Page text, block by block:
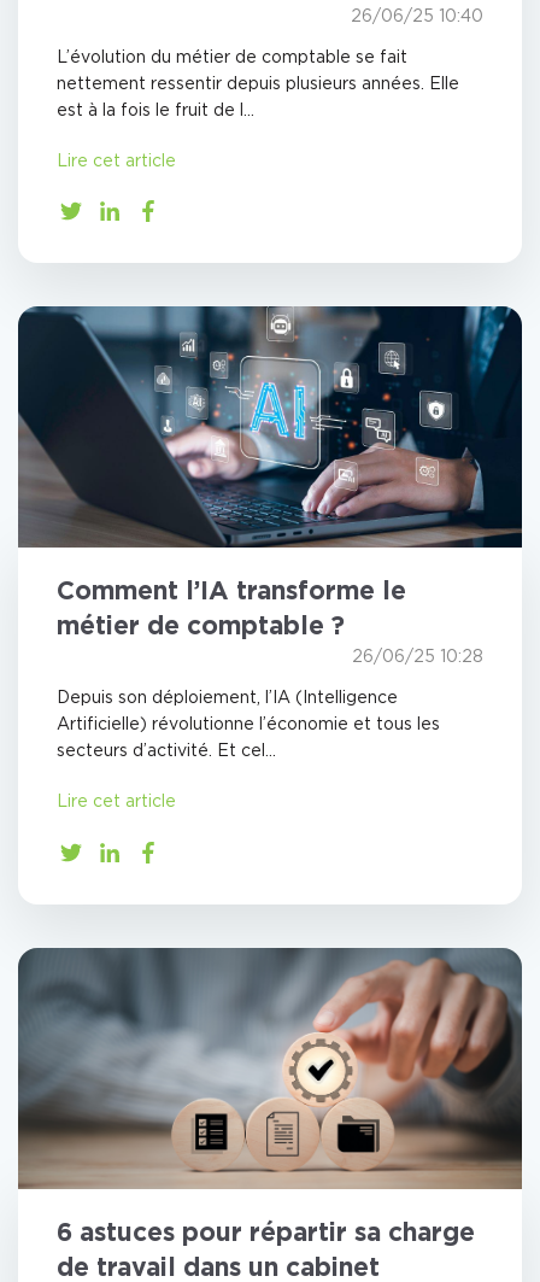
26/06/25 10:40
L’évolution du métier de comptable se fait
nettement ressentir depuis plusieurs années. Elle
est à la fois le fruit de l...
Lire cet article
Comment l’IA transforme le
métier de comptable ?
26/06/25 10:28
Depuis son déploiement, l’IA (Intelligence
Artificielle) révolutionne l’économie et tous les
secteurs d’activité. Et cel...
Lire cet article
6 astuces pour répartir sa charge
de travail dans un cabinet